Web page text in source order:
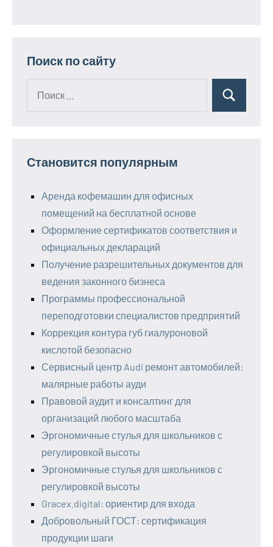
Поиск по сайту
Поиск
Становится популярным
Аренда кофемашин для офисных
помещений на бесплатной основе
Оформление сертификатов соответствия и
официальных деклараций
Получение разрешительных документов для
ведения законного бизнеса
Программы профессиональной
переподготовки специалистов предприятий
Коррекция контура губ гиалуроновой
кислотой безопасно
Сервисный центр Audi ремонт автомобилей:
малярные работы ауди
Правовой аудит и консалтинг для
организаций любого масштаба
Эргономичные стулья для школьников с
регулировкой высоты
Эргономичные стулья для школьников с
регулировкой высоты
Gracex.digital: ориентир для входа
Добровольный ГОСТ: сертификация
продукции шаги